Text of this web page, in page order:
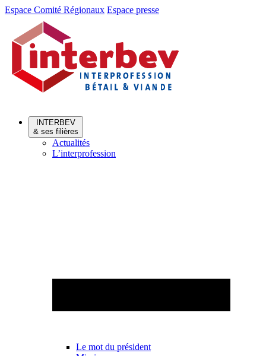
Aller
Aller
contenu
Espace Comité Régionaux Espace presse
INTERBEV
& ses filières
Actualités
L’interprofession
Le mot du président